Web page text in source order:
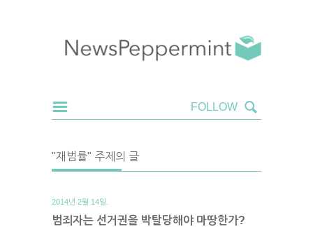
"재범률" 주제의 글
2014년 2월 14일.
범죄자는 선거권을 박탈당해야 마땅한가?